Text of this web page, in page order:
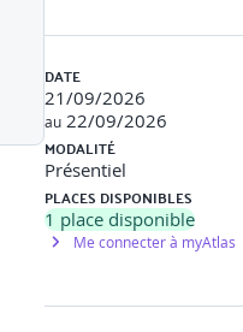
des objections
et la fiscalité des solutions.
DATE
21/09/2026
au 22/09/2026
MODALITÉ
Présentiel
PLACES DISPONIBLES
1 place disponible
Me connecter à myAtlas